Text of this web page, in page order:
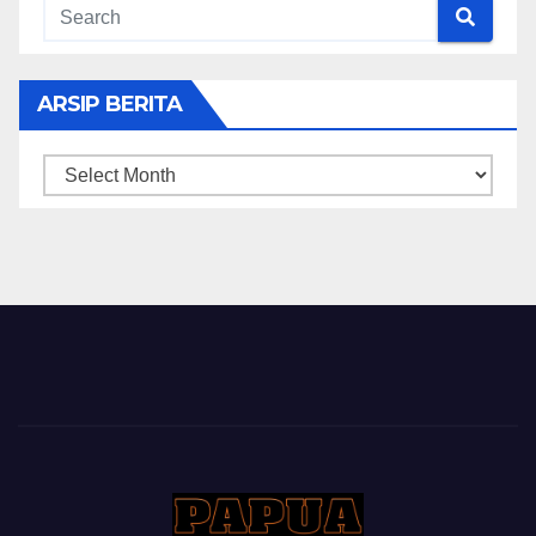
ARSIP BERITA
ARSIP